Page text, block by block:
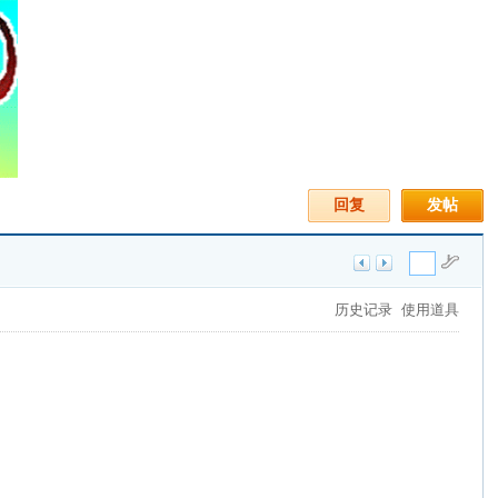
发帖
回复
历史记录 使用道具